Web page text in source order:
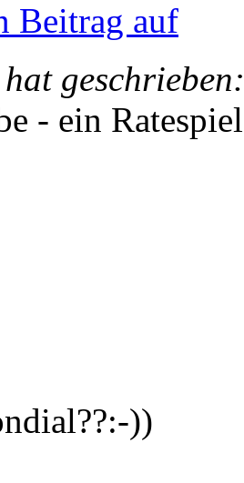
Beitrag auf
geschrieben:
- ein
))